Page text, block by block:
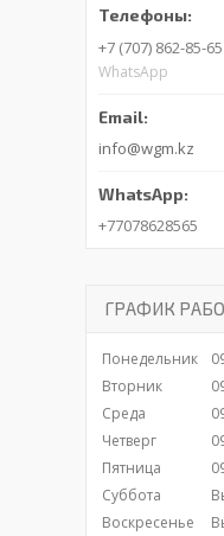
+7 (707) 862-85-65
WhatsApp
info@wgm.kz
+77078628565
ГРАФИК
Понедельник
Вторник
Среда
Четверг
Пятница
Суббота
Воскресенье